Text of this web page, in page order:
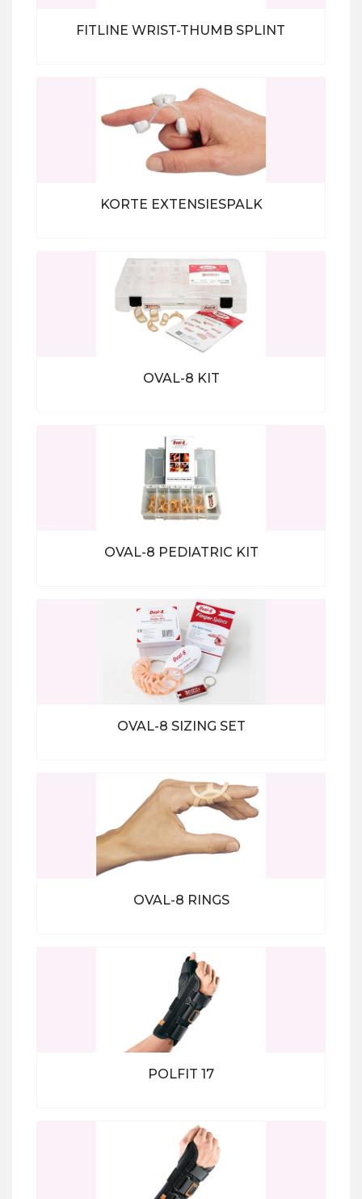
FITLINE WRIST-THUMB SPLINT
KORTE EXTENSIESPALK
Bekijk alle producten
OVAL-8 KIT
OVAL-8 PEDIATRIC KIT
Bekijk alle producten
OVAL-8 SIZING SET
Bekijk alle producten
OVAL-8 RINGS
Bekijk alle producten
POLFIT 17
Bekijk alle producten